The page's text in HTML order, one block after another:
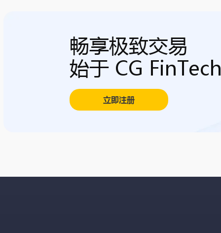
畅享极致交易
始于 CG
立即注册